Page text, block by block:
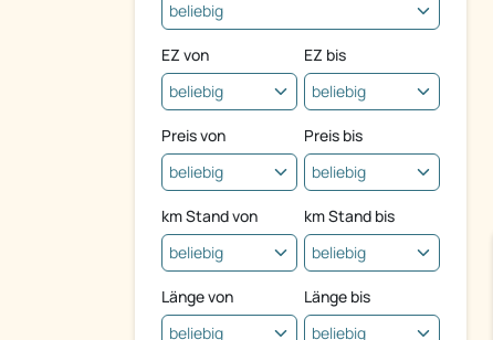
EZ von EZ bis
Preis von Preis bis
km Stand von km Stand bis
Länge von Länge bis